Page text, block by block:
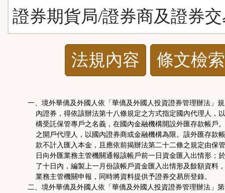
證券期貨局/證券商及證券
法規內容 條文檢索
一、境外華僑及外國人依「華僑及外國人投資證券管理辦法」規
內證券，得依該辦法第十八條規定之方式指定國內代理人，以
構受託保管專戶之名義，在國內金融機構開設外匯存款帳戶。
之開戶代理人，以國內證券商或金融機構為限。該外匯存款帳
款不計入匯入本金，且應依前揭辦法第二十二條之規定由保管
日向外匯業務主管機關通報該帳戶前一日資金匯入出情形；於
了十日內，編製上一月份該帳戶資金匯入出情形及餘額資料，
業務主管機關申報，同時將資料提供予證券交易所登錄。
二、境外華僑及外國人依「華僑及外國人投資證券管理辦法」第